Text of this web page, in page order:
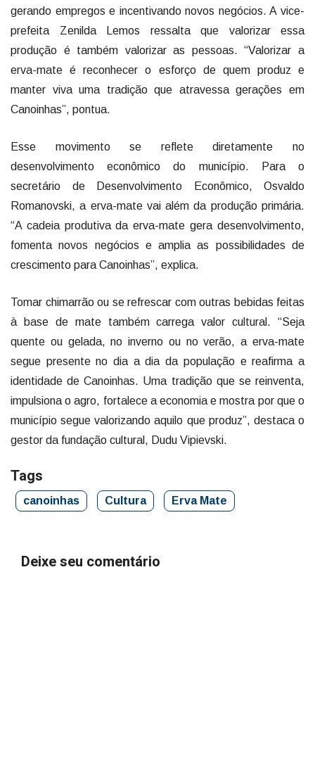
gerando empregos e incentivando novos negócios. A vice-
prefeita Zenilda Lemos ressalta que valorizar essa
produção é também valorizar as pessoas. “Valorizar a
erva-mate é reconhecer o esforço de quem produz e
manter viva uma tradição que atravessa gerações em
Canoinhas”, pontua.
Esse movimento se reflete diretamente no
desenvolvimento econômico do município. Para o
secretário de Desenvolvimento Econômico, Osvaldo
Romanovski, a erva-mate vai além da produção primária.
“A cadeia produtiva da erva-mate gera desenvolvimento,
fomenta novos negócios e amplia as possibilidades de
crescimento para Canoinhas”, explica.
Tomar chimarrão ou se refrescar com outras bebidas feitas
à base de mate também carrega valor cultural. “Seja
quente ou gelada, no inverno ou no verão, a erva-mate
segue presente no dia a dia da população e reafirma a
identidade de Canoinhas. Uma tradição que se reinventa,
impulsiona o agro, fortalece a economia e mostra por que o
município segue valorizando aquilo que produz”, destaca o
gestor da fundação cultural, Dudu Vipievski.
Tags
canoinhas Cultura Erva Mate
Deixe seu comentário